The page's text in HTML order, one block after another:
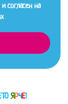
и согласен на
ЯРЧЕ!